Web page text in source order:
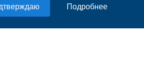
Подробнее